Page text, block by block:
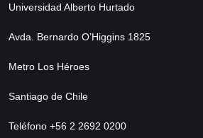
Universidad Alberto Hurtado
Avda. Bernardo O’Higgins 1825
Metro Los Héroes
Santiago de Chile
Teléfono +56 2 2692 0200